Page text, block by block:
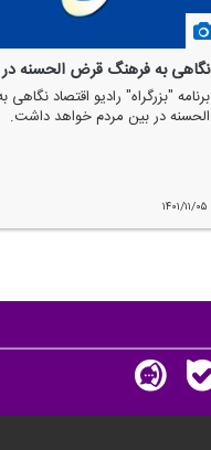
نگاهی به فرهنگ قرض الحسنه
برنامه "بزرگراه" رادیو اقتصاد
الحسنه در بین مردم خواهد داشت.
۱۴۰۱/۱۱/۰۵